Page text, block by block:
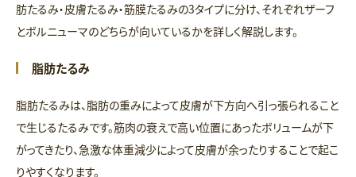
肪たるみ・皮膚たるみ・筋膜たるみの3タイプに分け、それぞれザーフ
とボルニューマのどちらが向いているかを詳しく解説します。
脂肪たるみ
脂肪たるみは、脂肪の重みによって皮膚が下方向へ引っ張られること
で生じるたるみです。筋肉の衰えで高い位置にあったボリュームが下
がってきたり、急激な体重減少によって皮膚が余ったりすることで起こ
りやすくなります。